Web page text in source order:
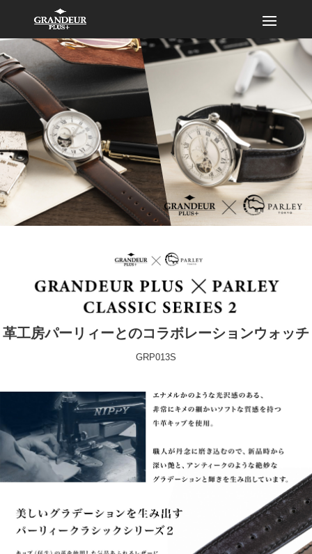
革工房パーリィーとのコラボレーションウォッチ
GRP013S